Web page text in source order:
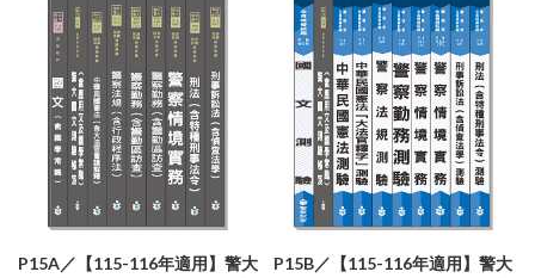
P15A／【115-116年適用】警大
P15B／【115-116年適用】警大